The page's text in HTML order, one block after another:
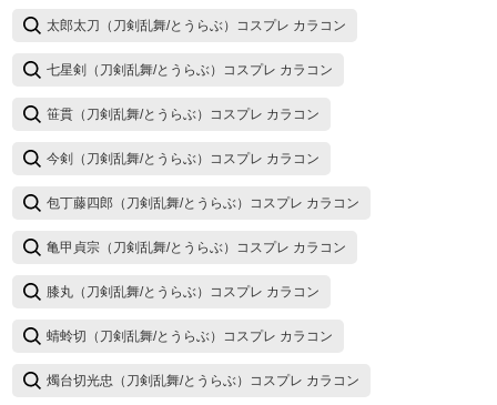
太郎太刀（刀剣乱舞/とうらぶ）コスプレ カラコン
七星剣（刀剣乱舞/とうらぶ）コスプレ カラコン
笹貫（刀剣乱舞/とうらぶ）コスプレ カラコン
今剣（刀剣乱舞/とうらぶ）コスプレ カラコン
包丁藤四郎（刀剣乱舞/とうらぶ）コスプレ カラコン
亀甲貞宗（刀剣乱舞/とうらぶ）コスプレ カラコン
膝丸（刀剣乱舞/とうらぶ）コスプレ カラコン
蜻蛉切（刀剣乱舞/とうらぶ）コスプレ カラコン
燭台切光忠（刀剣乱舞/とうらぶ）コスプレ カラコン